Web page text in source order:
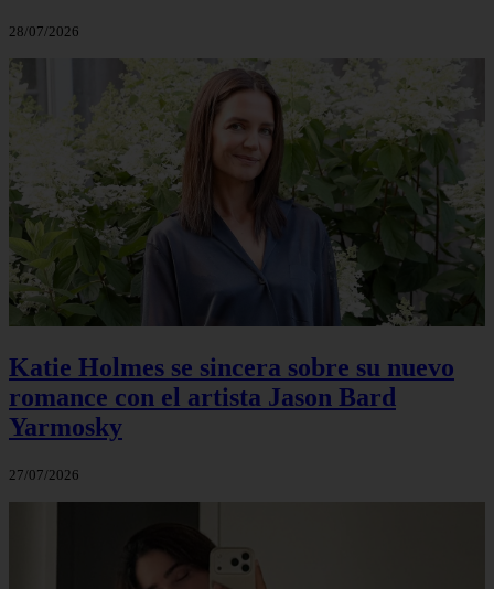
28/07/2026
Katie Holmes se sincera sobre su nuevo
romance con el artista Jason Bard
Yarmosky
27/07/2026